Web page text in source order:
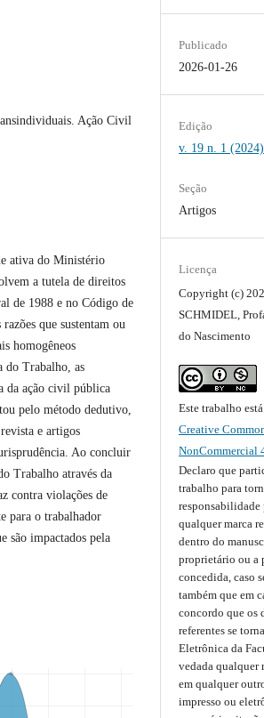
Ação Civil
ativa do Ministério
a tutela de direitos
de 1988 e no Código de
que sustentam ou
homogêneos
do Trabalho, as
da ação civil pública
pelo método dedutivo,
e artigos
Ao concluir
Trabalho através da
contra violações de
para o trabalhador
são impactados pela
Publicado
2026-01-26
Edição
v. 19 n. 1 (2024)
Seção
Artigos
Licença
Copyright (c)
SCHMIDEL,
do Nascimento
Este trabalho
Creative
NonCommercial
Declaro que
trabalho para
responsabilidade
qualquer marca
dentro do
proprietário ou a
concedida, caso
também que em
concordo que os
referentes se
Eletrônica da
vedada qualquer
em qualquer
impresso ou